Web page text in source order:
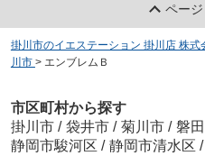
ペー
掛川市のイエステーション 掛川店 株式
川市 > エンブレムＢ
市区町村から探す
掛川市 / 袋井市 / 菊川市 / 磐
静岡市駿河区 / 静岡市清水区 /